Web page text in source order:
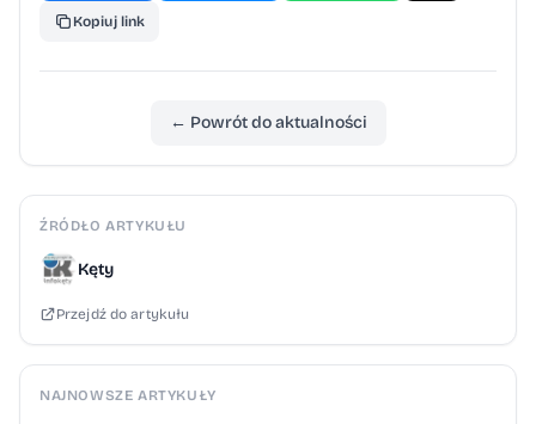
Kopiuj link
← Powrót do aktualności
ŹRÓDŁO ARTYKUŁU
Kęty
Przejdź do artykułu
NAJNOWSZE ARTYKUŁY